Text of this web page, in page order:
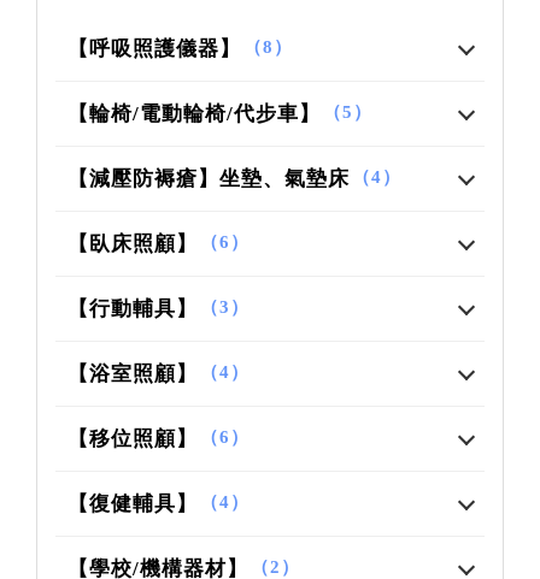
【呼吸照護儀器】 （8）
【輪椅/電動輪椅/代步車】 （5）
【減壓防褥瘡】坐墊、氣墊床 （4）
【臥床照顧】 （6）
【行動輔具】 （3）
【浴室照顧】 （4）
【移位照顧】 （6）
【復健輔具】 （4）
【學校/機構器材】 （2）